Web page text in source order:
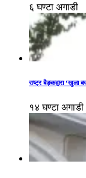
६ घण्टा अगाडी
राष्ट्र बैङ्कद्वारा ‘खुला
१४ घण्टा अगाडी